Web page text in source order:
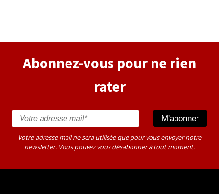
Abonnez-vous pour ne rien
rater
Votre adresse mail ne sera utilisée que pour vous envoyer notre
newsletter. Vous pouvez vous désabonner à tout moment.